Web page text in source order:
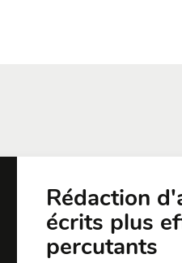
Rédaction
écrits plus
percutants